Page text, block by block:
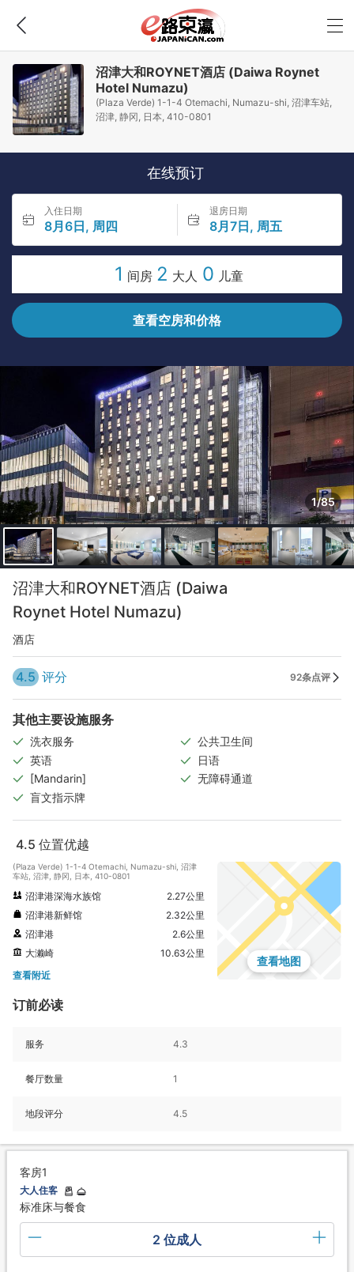
沼津大和ROYNET酒店 (Daiwa Roynet
Hotel Numazu)
(Plaza Verde) 1-1-4 Otemachi, Numazu-shi, 沼津车站,
沼津, 静冈, 日本, 410-0801
在线预订
入住日期
8月6日, 周四
退房日期
8月7日, 周五
1 间房 2 大人 0 儿童
查看空房和价格
1/85
沼津大和ROYNET酒店 (Daiwa
Roynet Hotel Numazu)
酒店
4.5 评分 92条点评
其他主要设施服务
洗衣服务
公共卫生间
英语
日语
[Mandarin]
无障碍通道
盲文指示牌
4.5 位置优越
(Plaza Verde) 1-1-4 Otemachi, Numazu-shi, 沼津
车站, 沼津, 静冈, 日本, 410-0801
沼津港深海水族馆
2.27公里
沼津港新鲜馆
2.32公里
沼津港
2.6公里
大濑崎
10.63公里
查看附近
查看地图
订前必读
服务 4.3
餐厅数量 1
地段评分 4.5
客房1
大人住客
标准床与餐食
2 位成人